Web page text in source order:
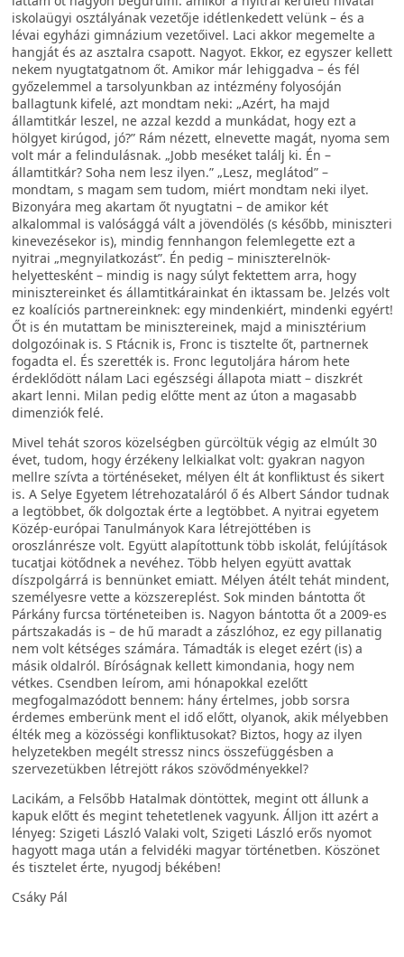
iskolaügyi osztályának vezetője idétlenkedett velünk – és a
lévai egyházi gimnázium vezetőivel. Laci akkor megemelte a
hangját és az asztalra csapott. Nagyot. Ekkor, ez egyszer kellett
nekem nyugtatgatnom őt. Amikor már lehiggadva – és fél
győzelemmel a tarsolyunkban az intézmény folyosóján
ballagtunk kifelé, azt mondtam neki: „Azért, ha majd
államtitkár leszel, ne azzal kezdd a munkádat, hogy ezt a
hölgyet kirúgod, jó?” Rám nézett, elnevette magát, nyoma sem
volt már a felindulásnak. „Jobb meséket találj ki. Én –
államtitkár? Soha nem lesz ilyen.” „Lesz, meglátod” –
mondtam, s magam sem tudom, miért mondtam neki ilyet.
Bizonyára meg akartam őt nyugtatni – de amikor két
alkalommal is valósággá vált a jövendölés (s később, miniszteri
kinevezésekor is), mindig fennhangon felemlegette ezt a
nyitrai „megnyilatkozást”. Én pedig – miniszterelnök-
helyettesként – mindig is nagy súlyt fektettem arra, hogy
minisztereinket és államtitkárainkat én iktassam be. Jelzés volt
ez koalíciós partnereinknek: egy mindenkiért, mindenki egyért!
Őt is én mutattam be minisztereinek, majd a minisztérium
dolgozóinak is. S Ftácnik is, Fronc is tisztelte őt, partnernek
fogadta el. És szerették is. Fronc legutoljára három hete
érdeklődött nálam Laci egészségi állapota miatt – diszkrét
akart lenni. Milan pedig előtte ment az úton a magasabb
dimenziók felé.
Mivel tehát szoros közelségben gürcöltük végig az elmúlt 30
évet, tudom, hogy érzékeny lelkialkat volt: gyakran nagyon
mellre szívta a történéseket, mélyen élt át konfliktust és sikert
is. A Selye Egyetem létrehozataláról ő és Albert Sándor tudnak
a legtöbbet, ők dolgoztak érte a legtöbbet. A nyitrai egyetem
Közép-európai Tanulmányok Kara létrejöttében is
oroszlánrésze volt. Együtt alapítottunk több iskolát, felújítások
tucatjai kötődnek a nevéhez. Több helyen együtt avattak
díszpolgárrá is bennünket emiatt. Mélyen átélt tehát mindent,
személyesre vette a közszereplést. Sok minden bántotta őt
Párkány furcsa történeteiben is. Nagyon bántotta őt a 2009-es
pártszakadás is – de hű maradt a zászlóhoz, ez egy pillanatig
nem volt kétséges számára. Támadták is eleget ezért (is) a
másik oldalról. Bíróságnak kellett kimondania, hogy nem
vétkes. Csendben leírom, ami hónapokkal ezelőtt
megfogalmazódott bennem: hány értelmes, jobb sorsra
érdemes emberünk ment el idő előtt, olyanok, akik mélyebben
élték meg a közösségi konfliktusokat? Biztos, hogy az ilyen
helyzetekben megélt stressz nincs összefüggésben a
szervezetükben létrejött rákos szövődményekkel?
Lacikám, a Felsőbb Hatalmak döntöttek, megint ott állunk a
kapuk előtt és megint tehetetlenek vagyunk. Álljon itt azért a
lényeg: Szigeti László Valaki volt, Szigeti László erős nyomot
hagyott maga után a felvidéki magyar történetben. Köszönet
és tisztelet érte, nyugodj békében!
Csáky Pál